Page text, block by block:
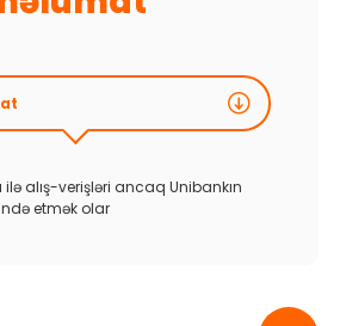
ilə alış-verişləri ancaq Unibankın
etmək olar